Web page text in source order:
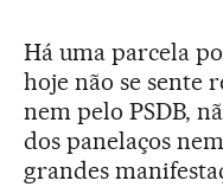
Há uma parcela
hoje não se sente
nem pelo PSDB,
dos panelaços
grandes